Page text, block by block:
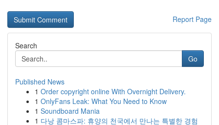
Report Page
Search
Go
Published News
1 Order copyright online With Overnight Delivery.
1 OnlyFans Leak: What You Need to Know
1 Soundboard Mania
1 다낭 콤마스파: 휴양의 천국에서 만나는 특별한 경험